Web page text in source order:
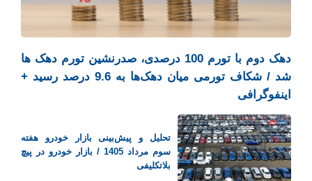
دهک دوم با تورم 100 درصدی، صدرنشین تورم دهک ها
شد / شکاف تورمی میان دهک‌ها به 9.6 درصد رسید +
اینفوگرافی
تحلیل و پیش‌بینی بازار خودرو هفته
سوم مرداد 1405 / بازار خودرو در پیچ
بلاتکلیفی